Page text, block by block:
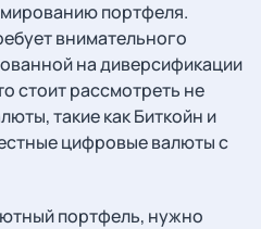
портфеля.
внимательного
на диверсификации
стоит рассмотреть не
такие как Биткойн и
цифровые валюты с
портфель, нужно